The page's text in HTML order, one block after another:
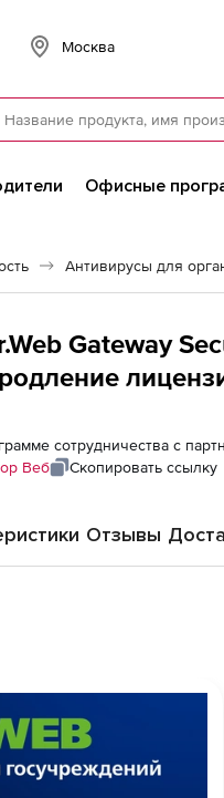
Москва
Офисные
Антивирусы для
Gateway
сотрудничества с
Веб Скопировать ссылку
Отзывы